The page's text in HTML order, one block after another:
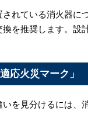
れている消火器
を推奨します。
応火災マーク」
いを見分けるには